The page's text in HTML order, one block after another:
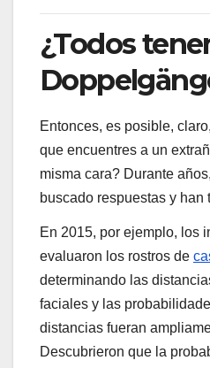
¿Todos
Entonces, es posible,
que encuentres a un
misma cara? Durante
buscado respuestas y han
En 2015, por ejemplo, los
evaluaron los rostros de
determinando las
faciales y las
distancias fueran
Descubrieron que la